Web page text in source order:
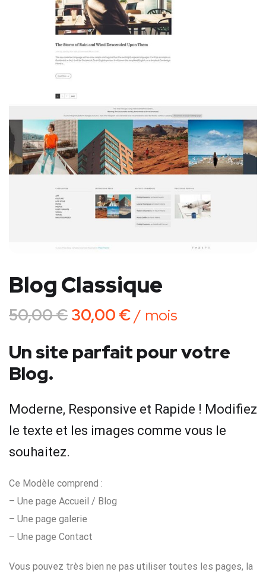
Blog Classique
50,00€ 30,00 €/ mois
Un site parfait pour votre
Blog.
Moderne, Responsive et Rapide ! Modifiez
le texte et les images comme vous le
souhaitez.
Ce Modèle comprend :
– Une page Accueil / Blog
– Une page galerie
– Une page Contact
Vous pouvez très bien ne pas utiliser toutes les pages, la